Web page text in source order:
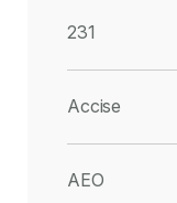
231
Accise
AEO